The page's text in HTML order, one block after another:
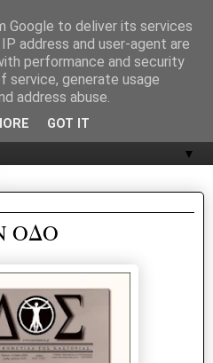
▼
ΟΔΟ
Google to deliver its services
address and user-agent are
performance and security
service, generate usage
address abuse.
GOT IT